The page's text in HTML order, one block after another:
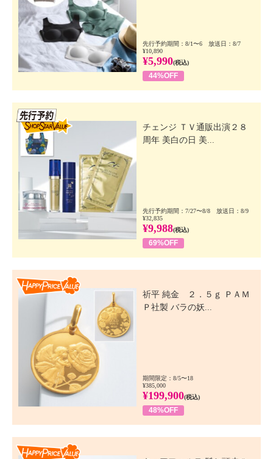
先行予約期間：8/1〜6 放送日：8/7
¥10,890
¥5,990(税込)
44%OFF
チェンジ ＴＶ通販出演２８
周年 美白の日 美...
先行予約期間：7/27〜8/8 放送日：8/9
¥32,835
¥9,988(税込)
69%OFF
祈平 純金 ２．５ｇ ＰＡＭ
Ｐ社製 バラの妖...
期間限定：8/5〜18
¥385,000
¥199,900(税込)
48%OFF